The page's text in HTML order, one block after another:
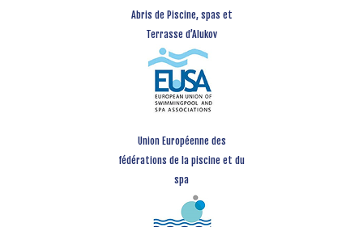
Abris de Piscine, spas et
Terrasse d’Alukov
Union Européenne des
fédérations de la piscine et du
spa